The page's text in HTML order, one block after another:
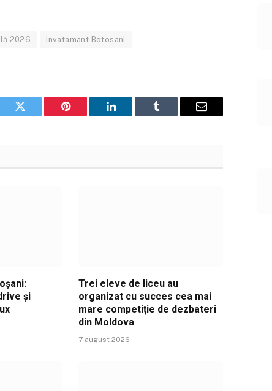
2026 invatamant Botosani
Twitter Pinterest LinkedIn Tumblr Email
și
Trei eleve de liceu au
organizat cu succes cea mai
mare competiție de dezbateri
din Moldova
7 august 2026